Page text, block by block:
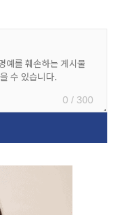
0 / 300